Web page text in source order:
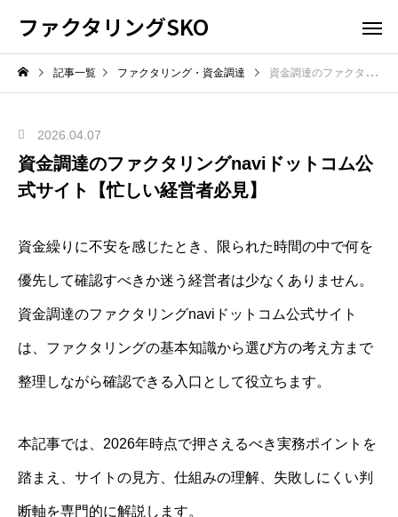
ファクタリングSKO
記事一覧 ファクタリング・資金調達 資金調達のファクタリングnaviドットコム公式サイト【忙しい経営者必見】
2026.04.07
資金調達のファクタリングnaviドットコム公
式サイト【忙しい経営者必見】
資金繰りに不安を感じたとき、限られた時間の中で何を
優先して確認すべきか迷う経営者は少なくありません。
資金調達のファクタリングnaviドットコム公式サイト
は、ファクタリングの基本知識から選び方の考え方まで
整理しながら確認できる入口として役立ちます。
本記事では、2026年時点で押さえるべき実務ポイントを
踏まえ、サイトの見方、仕組みの理解、失敗しにくい判
断軸を専門的に解説します。